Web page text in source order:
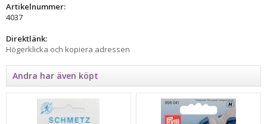
Artikelnummer:
4037
Direktlänk:
Högerklicka och kopiera adressen
Andra har även köpt